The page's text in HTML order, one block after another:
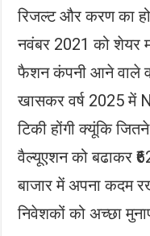
रिजल्ट और करण का
नवंबर 2021 को शेयर
फैशन कंपनी आने वाले
खासकर वर्ष 2025 में
टिकी होंगी क्यूंकि
वैल्यूएशन को बढाकर
बाजार में अपना कदम
निवेशकों को अच्छा